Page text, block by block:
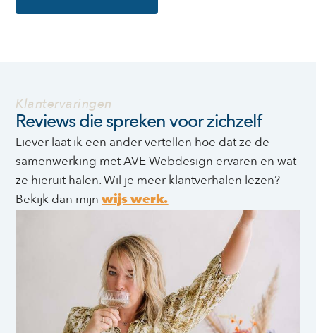
Klantervaringen
Reviews die spreken voor zichzelf
Liever laat ik een ander vertellen hoe dat ze de
samenwerking met AVE Webdesign ervaren en wat
ze hieruit halen. Wil je meer klantverhalen lezen?
Bekijk dan mijnwijs werk.